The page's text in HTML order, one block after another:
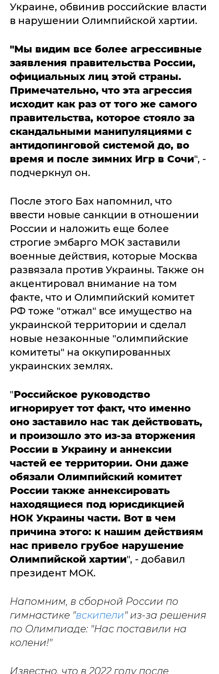
Украине, обвинив российские власти
в нарушении Олимпийской хартии.
"Мы видим все более агрессивные
заявления правительства России,
официальных лиц этой страны.
Примечательно, что эта агрессия
исходит как раз от того же самого
правительства, которое стояло за
скандальными манипуляциями с
антидопинговой системой до, во
время и после зимних Игр в Сочи", -
подчеркнул он.
После этого Бах напомнил, что
ввести новые санкции в отношении
России и наложить еще более
строгие эмбарго МОК заставили
военные действия, которые Москва
развязала против Украины. Также он
акцентировал внимание на том
факте, что и Олимпийский комитет
РФ тоже "отжал" все имущество на
украинской территории и сделал
новые незаконные "олимпийские
комитеты" на оккупированных
украинских землях.
"Российское руководство
игнорирует тот факт, что именно
оно заставило нас так действовать,
и произошло это из-за вторжения
России в Украину и аннексии
частей ее территории. Они даже
обязали Олимпийский комитет
России также аннексировать
находящиеся под юрисдикцией
НОК Украины части. Вот в чем
причина этого: к нашим действиям
нас привело грубое нарушение
Олимпийской хартии", - добавил
президент МОК.
Напомним, в сборной России по
гимнастике "вскипели" из-за решения
по Олимпиаде: "Нас поставили на
колени!"
Известно, что в 2022 году после